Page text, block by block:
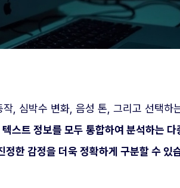
, 심박수 변화, 음성 톤, 그리고 선택하
스트 정보를 모두 통합하여 분석하는
한 감정을 더욱 정확하게 구분할 수 있